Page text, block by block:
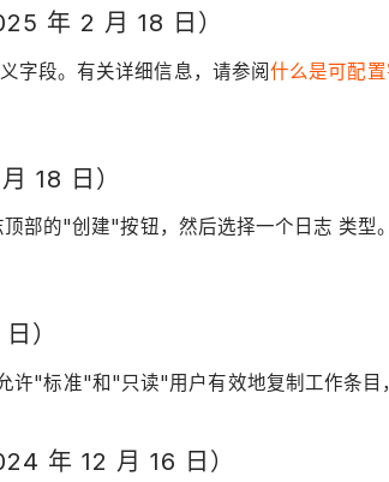
年 2 月 18 日）
字段。有关详细信息，请参阅什么是可配
18 日）
部的"创建"按钮，然后选择一个日志 类
）
"标准"和"只读"用户有效地复制工作条
年 12 月 16 日）